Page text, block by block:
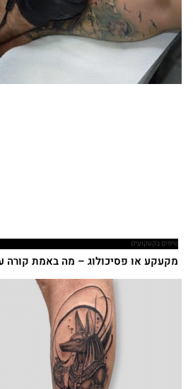
טיפים בקעקועים
מקעקע או פסיכולוג – מה באמת קורה